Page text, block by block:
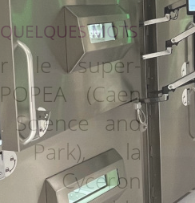
MOTS
le super-
(Caen
Science and
Park), la
Cyceron